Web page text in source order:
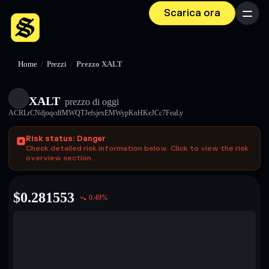
Scarica ora Menu
Home / Prezzi / Prezzo XALT
XALT prezzo di oggi
ACRLrCNdjoqcdfMWQTJefsjexEMWypKnHKeJCc7FeaLy
Risk status: Danger
Check detailed risk information below. Click to view the risk
overview section.
$0.281553 0.49%